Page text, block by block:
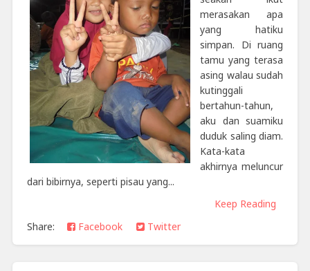
merasakan apa
yang hatiku
simpan. Di ruang
tamu yang terasa
asing walau sudah
kutinggali
bertahun-tahun,
aku dan suamiku
duduk saling diam.
Kata-kata
akhirnya meluncur
dari bibirnya, seperti pisau yang...
Keep Reading
Share:
Facebook Twitter